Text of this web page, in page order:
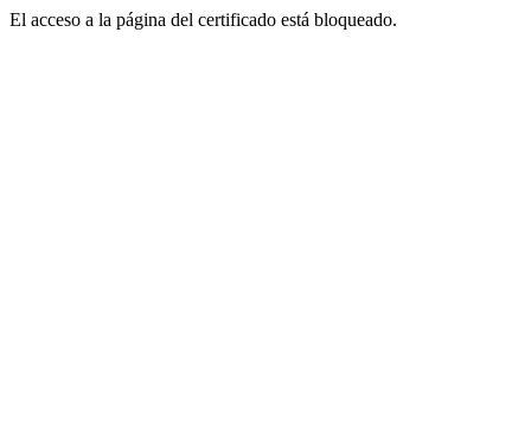
El acceso a la página del certificado está bloqueado.